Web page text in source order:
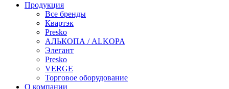
Продукция
Все бренды
Квартэк
Presko
АЛЬКОПА / ALKOPA
Элегант
Presko
VERGE
Торговое оборудование
О компании